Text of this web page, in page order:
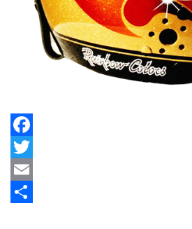
Facebook
Twitter
Email